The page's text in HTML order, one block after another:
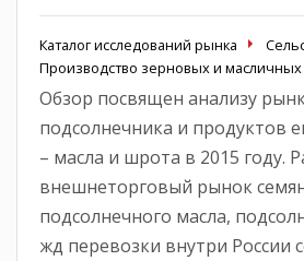
Каталог исследований рынка
Производство зерновых и масличных
Обзор посвящен анализу
подсолнечника и продуктов
– масла и шрота в 2015 году.
внешнеторговый рынок
подсолнечного масла,
жд перевозки внутри России